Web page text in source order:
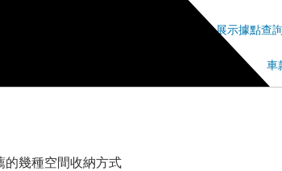
的幾種空間收納方式
展示據點查
車